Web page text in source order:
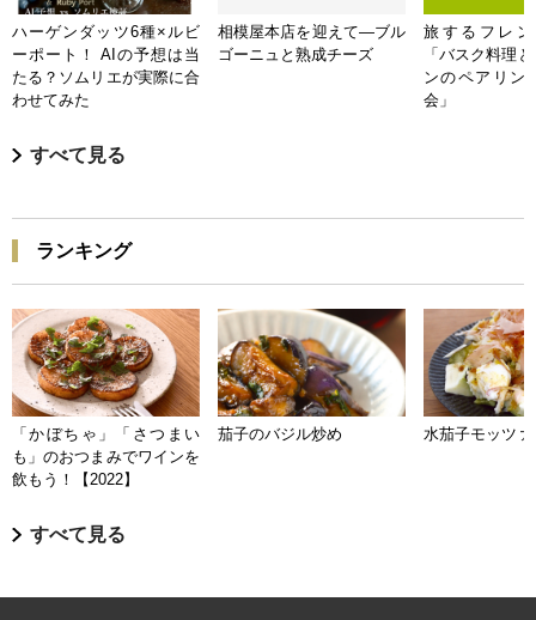
ハーゲンダッツ6種×ルビ
ーポート！ AIの予想は当
たる？ソムリエが実際に合
わせてみた
相模屋本店を迎えて―ブル
ゴーニュと熟成チーズ
旅するフレン
「バスク料理
ンのペアリン
会」
すべて見る
ランキング
「かぼちゃ」「さつまい
も」のおつまみでワインを
飲もう！【2022】
茄子のバジル炒め 水茄子モッツァ
すべて見る